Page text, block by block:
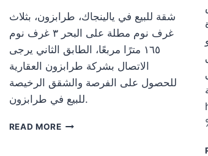
شقة للبيع في يالينجاك، طرابزون، بثلاث
غرف نوم مطلة على البحر ٣ غرف نوم
١٦٥ مترًا مربعًا، الطابق الثاني يرجى
الاتصال بشركة طرابزون العقارية
للحصول على الفرصة والشقق الرخيصة
للبيع في طرابزون.
READ MOREشقة